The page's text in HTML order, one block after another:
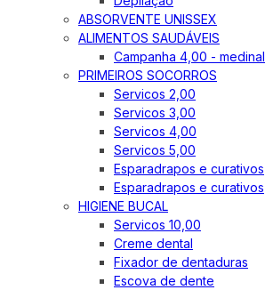
ABSORVENTE UNISSEX
ALIMENTOS SAUDÁVEIS
Campanha 4,00 - medinal
PRIMEIROS SOCORROS
Servicos 2,00
Servicos 3,00
Servicos 4,00
Servicos 5,00
Esparadrapos e curativos
Esparadrapos e curativos
HIGIENE BUCAL
Servicos 10,00
Creme dental
Fixador de dentaduras
Escova de dente